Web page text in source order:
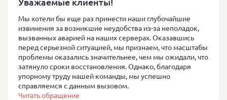
Мы хотели бы еще раз принести наши глубочайшие
извинения за возникшие неудобства из-за неполадок,
вызванных аварией на наших серверах. Оказавшись
перед серьезной ситуацией, мы признаем, что масштабы
проблемы оказались значительнее, чем мы ожидали, что
затянуло сроки восстановления. Однако, благодаря
упорному труду нашей команды, мы успешно
справляемся с данным вызовом.
Читать обращение